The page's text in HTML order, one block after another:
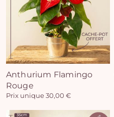
Anthurium Flamingo
Rouge
Prix unique 30,00 €